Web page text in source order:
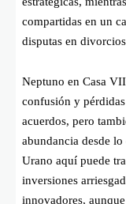
compartidas en un
disputas en
Neptuno en Casa
confusión y
acuerdos, pero
abundancia desde
Urano aquí puede
inversiones
innovadores,